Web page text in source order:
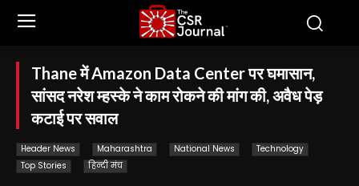
Thane में Amazon Data Center पर घमासान,
सांसद नरेश म्हस्के ने काम रोकने की मांग की, अवैध पेड़
कटाई पर सवाल
Header News Maharashtra National News
Technology
Top Stories
हिन्दी मंच